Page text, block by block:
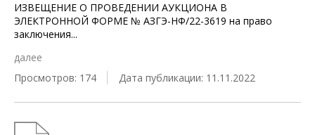
ИЗВЕЩЕНИЕ О ПРОВЕДЕНИИ АУКЦИОНА В
ЭЛЕКТРОННОЙ ФОРМЕ № АЗГЭ-НФ/22-3619 на право
заключения...
далее
Просмотров: 174
Дата публикации: 11.11.2022